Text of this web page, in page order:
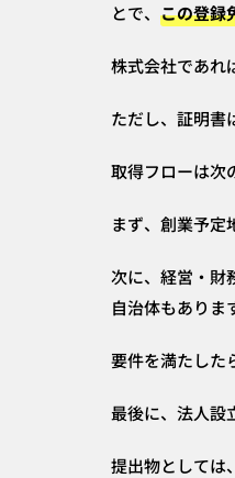
とで、 この登録
株式会社であれ
ただし、証明書
取得フローは次
まず、創業予定
次に、経営・財
自治体もありま
要件を満たした
最後に、法人設
提出物としては